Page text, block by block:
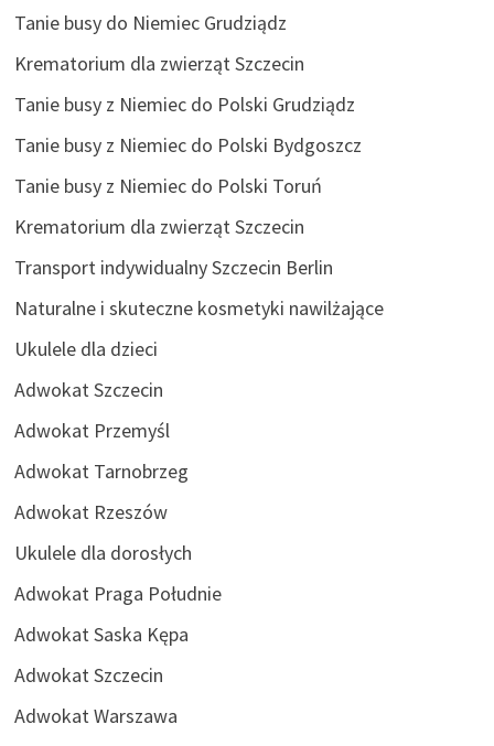
Tanie busy do Niemiec Grudziądz
Krematorium dla zwierząt Szczecin
Tanie busy z Niemiec do Polski Grudziądz
Tanie busy z Niemiec do Polski Bydgoszcz
Tanie busy z Niemiec do Polski Toruń
Krematorium dla zwierząt Szczecin
Transport indywidualny Szczecin Berlin
Naturalne i skuteczne kosmetyki nawilżające
Ukulele dla dzieci
Adwokat Szczecin
Adwokat Przemyśl
Adwokat Tarnobrzeg
Adwokat Rzeszów
Ukulele dla dorosłych
Adwokat Praga Południe
Adwokat Saska Kępa
Adwokat Szczecin
Adwokat Warszawa